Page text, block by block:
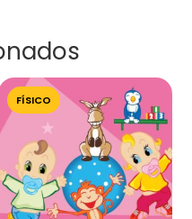
FÍSICO